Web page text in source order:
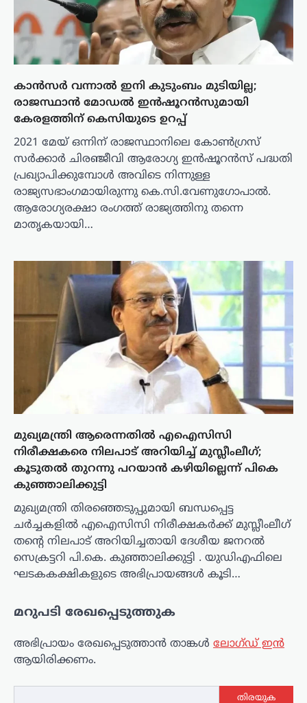
കാന്‍സര്‍ വന്നാല്‍ ഇനി കുടുംബം മുടിയില്ല;
രാജസ്ഥാന്‍ മോഡല്‍ ഇന്‍ഷൂറന്‍സുമായി
കേരളത്തിന് കെസിയുടെ ഉറപ്പ്
2021 മേയ് ഒന്നിന് രാജസ്ഥാനിലെ കോണ്‍ഗ്രസ്
സര്‍ക്കാര്‍ ചിരഞ്ജീവി ആരോഗ്യ ഇന്‍ഷൂറന്‍സ് പദ്ധതി
പ്രഖ്യാപിക്കുമ്പോള്‍ അവിടെ നിന്നുള്ള
രാജ്യസഭാംഗമായിരുന്നു കെ.സി.വേണുഗോപാല്‍.
ആരോഗ്യരക്ഷാ രംഗത്ത് രാജ്യത്തിനു തന്നെ
മാതൃകയായി…
മുഖ്യമന്ത്രി ആരെന്നതിൽ എഐസിസി
നിരീക്ഷകരെ നിലപാട് അറിയിച്ച് മുസ്ലീംലീഗ്;
കൂടുതൽ തുറന്നു പറയാൻ കഴിയില്ലെന്ന് പികെ
കുഞ്ഞാലിക്കുട്ടി
മുഖ്യമന്ത്രി തിരഞ്ഞെടുപ്പുമായി ബന്ധപ്പെട്ട
ചർച്ചകളിൽ എഐസിസി നിരീക്ഷകർക്ക് മുസ്ലീംലീഗ്
തന്റെ നിലപാട് അറിയിച്ചതായി ദേശീയ ജനറൽ
സെക്രട്ടറി പി.കെ. കുഞ്ഞാലിക്കുട്ടി . യുഡിഎഫിലെ
ഘടകകക്ഷികളുടെ അഭിപ്രായങ്ങൾ കൂടി…
മറുപടി രേഖപ്പെടുത്തുക
അഭിപ്രായം രേഖപ്പെടുത്താ‍ൻ താങ്കൾ ലോഗ്ഡ് ഇൻ
ആയിരിക്കണം.
തിരയുക